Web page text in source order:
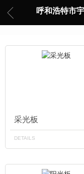
呼和浩特市
采光板
DETAILS